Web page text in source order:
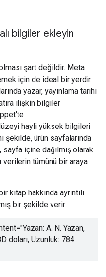
bilgiler ekleyin
şart değildir. Meta
için de ideal bir yerdir.
yazar, yayınlama tarihi
ilişkin bilgiler
hayli yüksek bilgileri
şekilde, ürün sayfalarında
içine dağılmış olarak
verilerin tümünü bir araya
kitap hakkında ayrıntılı
bir şekilde verir:
Yazan: A. N. Yazan,
doları, Uzunluk: 784